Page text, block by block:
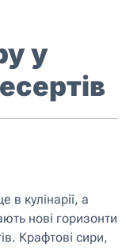
у
кулінарії, а
нові горизонти
Крафтові сири,